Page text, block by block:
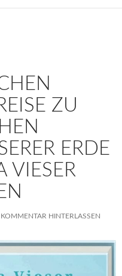
ZU
ERDE
VIESER
KOMMENTAR HINTERLASSEN